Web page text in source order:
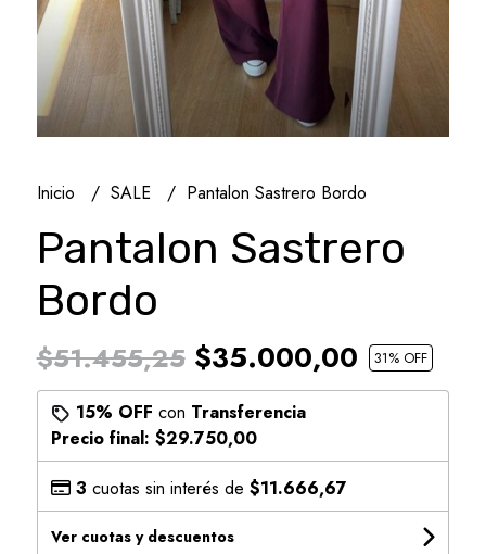
Inicio SALE Pantalon Sastrero Bordo
Pantalon Sastrero
Bordo
$51.455,25$35.000,00 31% OFF
15% OFF con Transferencia
Precio final: $29.750,00
3 cuotas sin interés de $11.666,67
Ver cuotas y descuentos